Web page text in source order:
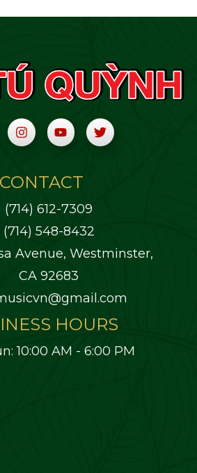
CONTACT
(714) 612-7309
(714) 548-8432
Avenue, Westminster,
CA 92683
HOURS
10:00 AM - 6:00 PM